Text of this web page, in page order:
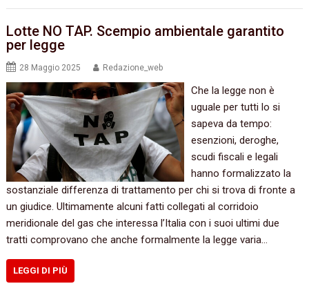
Lotte NO TAP. Scempio ambientale garantito
per legge
28 Maggio 2025 Redazione_web
Che la legge non è
uguale per tutti lo si
sapeva da tempo:
esenzioni, deroghe,
scudi fiscali e legali
hanno formalizzato la
sostanziale differenza di trattamento per chi si trova di fronte a
un giudice. Ultimamente alcuni fatti collegati al corridoio
meridionale del gas che interessa l’Italia con i suoi ultimi due
tratti comprovano che anche formalmente la legge varia…
LEGGI DI PIÙ